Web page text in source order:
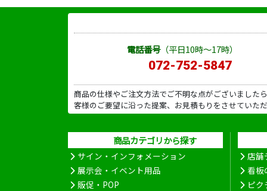
電話番号（平日10時～17時）
072-752-5847
商品の仕様やご注文方法でご不明な点がございました
客様のご要望に沿った提案、お見積もりをさせていただ
商品カテゴリから探す
サイン・インフォメーション
展示会・イベント用品
販促・POP
店舗
看板
ピ